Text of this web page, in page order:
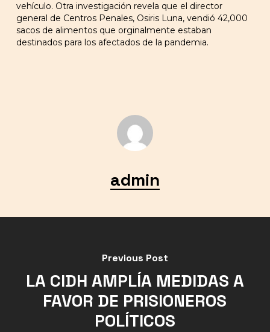
vehículo. Otra investigación revela que el director
general de Centros Penales, Osiris Luna, vendió 42,000
sacos de alimentos que orginalmente estaban
destinados para los afectados de la pandemia.
admin
Previous Post
LA CIDH AMPLÍA MEDIDAS A
FAVOR DE PRISIONEROS
POLÍTICOS